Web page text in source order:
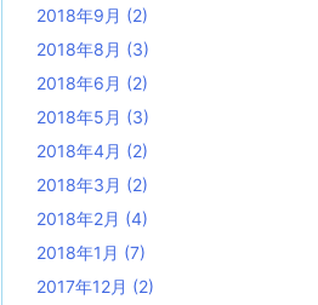
2018年9月 (2)
2018年8月 (3)
2018年6月 (2)
2018年5月 (3)
2018年4月 (2)
2018年3月 (2)
2018年2月 (4)
2018年1月 (7)
2017年12月 (2)